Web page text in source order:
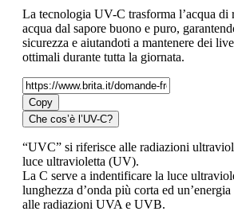
La tecnologia UV-C trasforma l’acqua di
acqua dal sapore buono e puro,
sicurezza e aiutandoti a mantenere dei
ottimali durante tutta la giornata.
Copy
Che cos’è l’UV-C?
“UVC” si riferisce alle radiazioni
luce ultravioletta (UV).
La C serve a indentificare la luce
lunghezza d’onda più corta ed
alle radiazioni UVA e UVB.